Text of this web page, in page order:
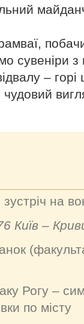
сувеніри
–
на
Київ –
Рогу –
по місту